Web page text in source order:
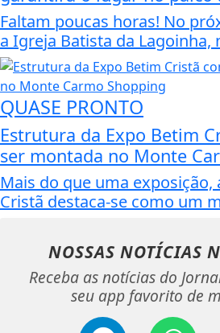
Faltam poucas horas! No
a Igreja Batista da Lagoinha,
QUASE PRONTO
Estrutura da Expo Betim
ser montada no Monte
Mais do que uma exposição,
Cristã destaca-se como um
NOSSAS NOTÍCIAS
Receba as notícias do
seu app favorito de